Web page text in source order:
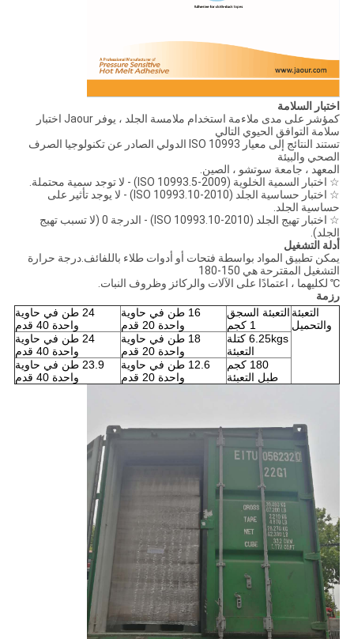
اختبار السلامة
كمؤشر على مدى ملاءمة استخدام ملامسة الجلد ، يوفر Jaour اختبار
سلامة التوافق الحيوي التالي
تستند النتائج إلى معيار ISO 10993 الدولي الصادر عن تكنولوجيا الصرف
الصحي والبيئة
المعهد ، جامعة سوتشو ، الصين.
☆ اختبار السمية الخلوية (ISO 10993.5-2009) - لا توجد سمية محتملة.
☆ اختبار حساسية الجلد (ISO 10993.10-2010) - لا يوجد تأثير على
حساسية الجلد.
☆ اختبار تهيج الجلد (ISO 10993.10-2010) - الدرجة 0 (لا تسبب تهيج
الجلد).
أدلة التشغيل
يمكن تطبيق المواد بواسطة فتحات أو أدوات طلاء باللفائف.درجة حرارة
التشغيل المقترحة هي 150-180
℃ لكليهما ، اعتمادًا على الآلات والركائز وظروف النبات.
رزمة
التعبئة
والتحميل
التعبئة السجق
1 كجم
16 طن في حاوية
واحدة 20 قدم
24 طن في حاوية
واحدة 40 قدم
6.25kgs كتلة
التعبئة
18 طن في حاوية
واحدة 20 قدم
24 طن في حاوية
واحدة 40 قدم
180 كجم
طبل التعبئة
12.6 طن في حاوية
واحدة 20 قدم
23.9 طن في حاوية
واحدة 40 قدم